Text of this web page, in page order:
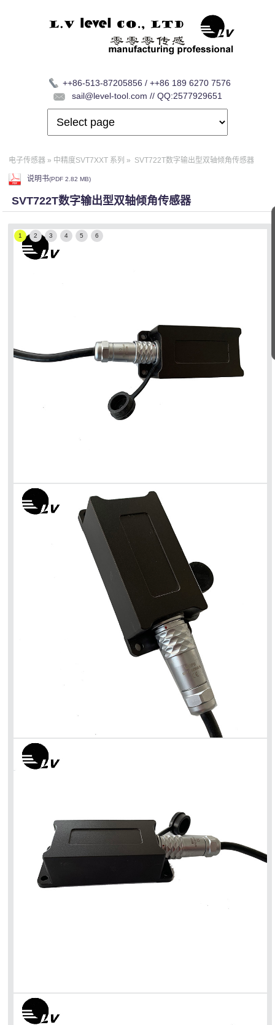
++86-513-87205856 / ++86 189 6270 7576
sail@level-tool.com // QQ:2577929651
电子传感器 » 中精度SVT7XXT 系列 » SVT722T数字输出型双轴倾角传感器
说明书(PDF 2.82 MB)
SVT722T数字输出型双轴倾角传感器
1 2 3 4 5 6